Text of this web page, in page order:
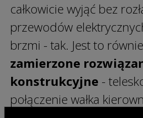
całkowicie wyjąć bez
przewodów
brzmi - tak. Jest to
zamierzone
konstrukcyjne -
połączenie wałka